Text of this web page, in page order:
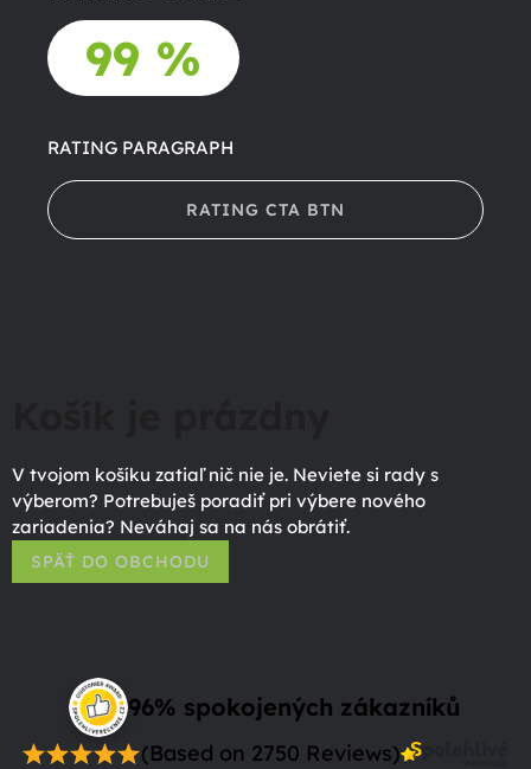
99 %
RATING PARAGRAPH
RATING CTA BTN
V tvojom košíku zatiaľ nič nie je. Neviete si rady s
výberom? Potrebuješ poradiť pri výbere nového
zariadenia? Neváhaj sa na nás obrátiť.
SPÄŤ DO OBCHODU
96% spokojených zákazníků
(Based on 2750 Reviews)